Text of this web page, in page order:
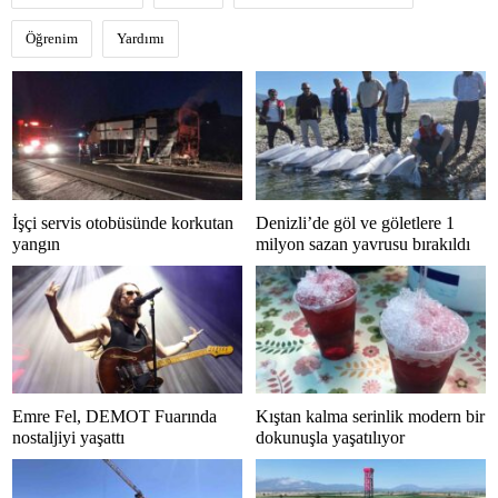
Öğrenim Yardımı
İşçi servis otobüsünde korkutan
yangın
Denizli’de göl ve göletlere 1
milyon sazan yavrusu bırakıldı
Emre Fel, DEMOT Fuarında
nostaljiyi yaşattı
Kıştan kalma serinlik modern bir
dokunuşla yaşatılıyor